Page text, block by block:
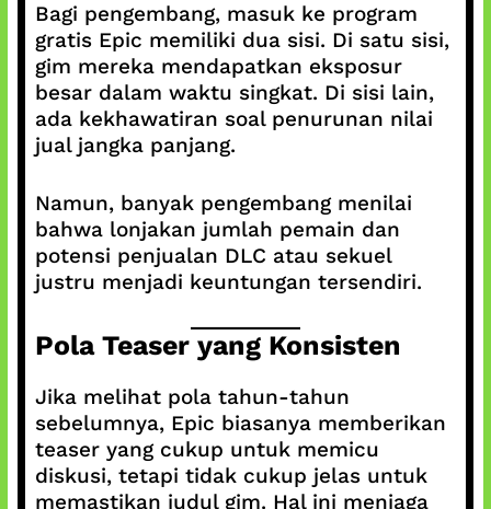
Bagi pengembang, masuk ke program
gratis Epic memiliki dua sisi. Di satu sisi,
gim mereka mendapatkan eksposur
besar dalam waktu singkat. Di sisi lain,
ada kekhawatiran soal penurunan nilai
jual jangka panjang.
Namun, banyak pengembang menilai
bahwa lonjakan jumlah pemain dan
potensi penjualan DLC atau sekuel
justru menjadi keuntungan tersendiri.
Pola Teaser yang Konsisten
Jika melihat pola tahun-tahun
sebelumnya, Epic biasanya memberikan
teaser yang cukup untuk memicu
diskusi, tetapi tidak cukup jelas untuk
memastikan judul gim. Hal ini menjaga